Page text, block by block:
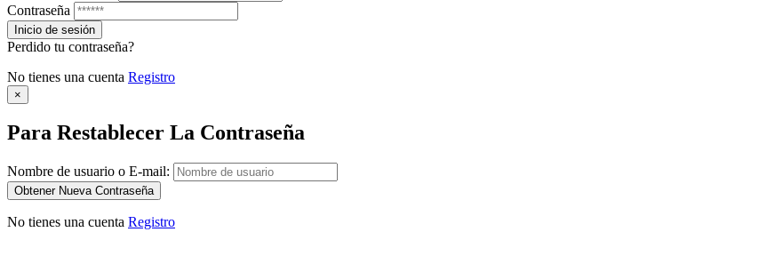
Contraseña
Perdido tu contraseña?
No tienes una cuenta Registro
×
Para Restablecer La Contraseña
Nombre de usuario o E-mail:
No tienes una cuenta Registro